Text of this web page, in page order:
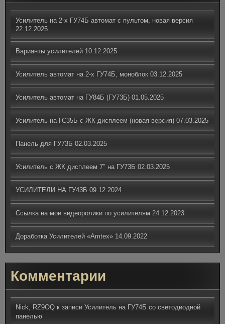
Усилитель на 2-х ГУ74Б автомат с пультом, новая версия
22.12.2025
Варианты усилителей 10.12.2025
Усилитель автомат на 2-х ГУ74Б, моноблок 03.12.2025
Усилитель автомат на ГУ84Б (ГУ73Б) 01.05.2025
Усилитель на ГС35Б с ЖК дисплеем (новая версия) 07.03.2025
Панель для ГУ73Б 02.03.2025
Усилитель с ЖК дисплеем 7″ на ГУ73Б 02.03.2025
УСИЛИТЕЛИ НА ГУ43Б 09.12.2024
Ссылка на мои видеоролики по усилителям 24.12.2023
Доработка Усилителей «Amtex» 14.09.2022
Комментарии
Nick, RZ9OQ к записи Усилитель на ГУ74Б со светодиодной
панелью